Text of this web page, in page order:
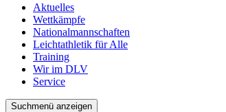
Aktuelles
Wettkämpfe
Nationalmannschaften
Leichtathletik für Alle
Training
Wir im DLV
Service
Suchmenü anzeigen